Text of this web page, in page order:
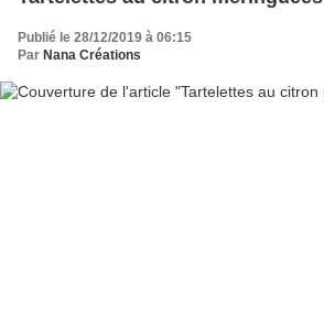
Publié le 28/12/2019 à 06:15
Par Nana Créations